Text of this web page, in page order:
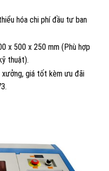
hóa chi phí đầu tư ban
x 500 x 250 mm (Phù hợp
thuật).
xưởng, giá tốt kèm ưu đãi